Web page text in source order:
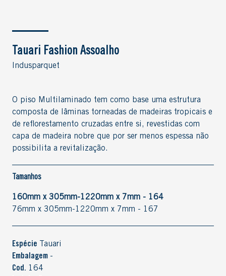
Tauari Fashion Assoalho
Indusparquet
O piso Multilaminado tem como base uma estrutura
composta de lâminas torneadas de madeiras tropicais e
de reflorestamento cruzadas entre si, revestidas com
capa de madeira nobre que por ser menos espessa não
possibilita a revitalização.
Tamanhos
160mm x 305mm-1220mm x 7mm - 164
76mm x 305mm-1220mm x 7mm - 167
Espécie
Tauari
Embalagem -
Cod. 164